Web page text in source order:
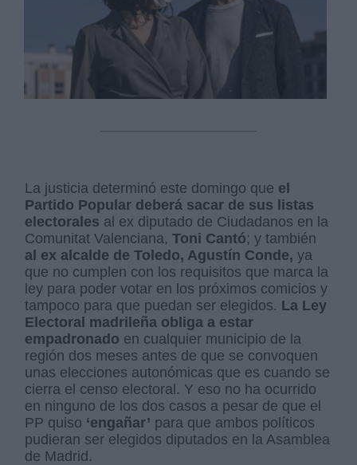
La justicia determinó este domingo que el
Partido Popular deberá sacar de sus listas
electorales al ex diputado de Ciudadanos en la
Comunitat Valenciana,Toni Cantó; y también
al ex alcalde de Toledo, Agustín Conde, ya
que no cumplen con los requisitos que marca la
ley para poder votar en los próximos comicios y
tampoco para que puedan ser elegidos. La Ley
Electoral madrileña obliga a estar
empadronado en cualquier municipio de la
región dos meses antes de que se convoquen
unas elecciones autonómicas que es cuando se
cierra el censo electoral. Y eso no ha ocurrido
en ninguno de los dos casos a pesar de que el
PP quiso ‘engañar’ para que ambos políticos
pudieran ser elegidos diputados en la Asamblea
de Madrid.